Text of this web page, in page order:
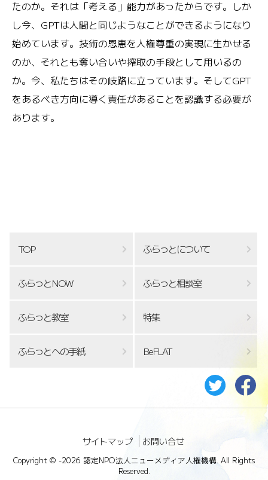
たのか。それは「考える」能力があったからです。しか
し今、GPTは人間と同じようなことができるようになり
始めています。技術の恩恵を人権尊重の実現に生かせる
のか、それとも奪い合いや搾取の手段として用いるの
か。今、私たちはその岐路に立っています。そしてGPT
をあるべき方向に導く責任があることを認識する必要が
あります。
TOP ふらっとについて
ふらっとNOW ふらっと相談室
ふらっと教室 特集
ふらっとへの手紙 BeFLAT
サイトマップ お問い合せ
Copyright © -2026 認定NPO法人ニューメディア人権機構. All Rights
Reserved.